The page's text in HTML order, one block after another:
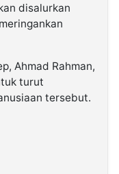
disalurkan
Ahmad Rahman,
turut
tersebut.